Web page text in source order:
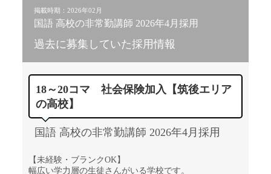
掲載時期：2026年02月
国語 高校の非常勤講師 2026年4月採用
過去に募集していた採用情報
18～20コマ 社会保険加入【筑後エリア
の高校】
国語 高校の非常勤講師 2026年4月採用
【未経験・ブランクOK】
幅広い学力層の生徒さんがいる学校です。